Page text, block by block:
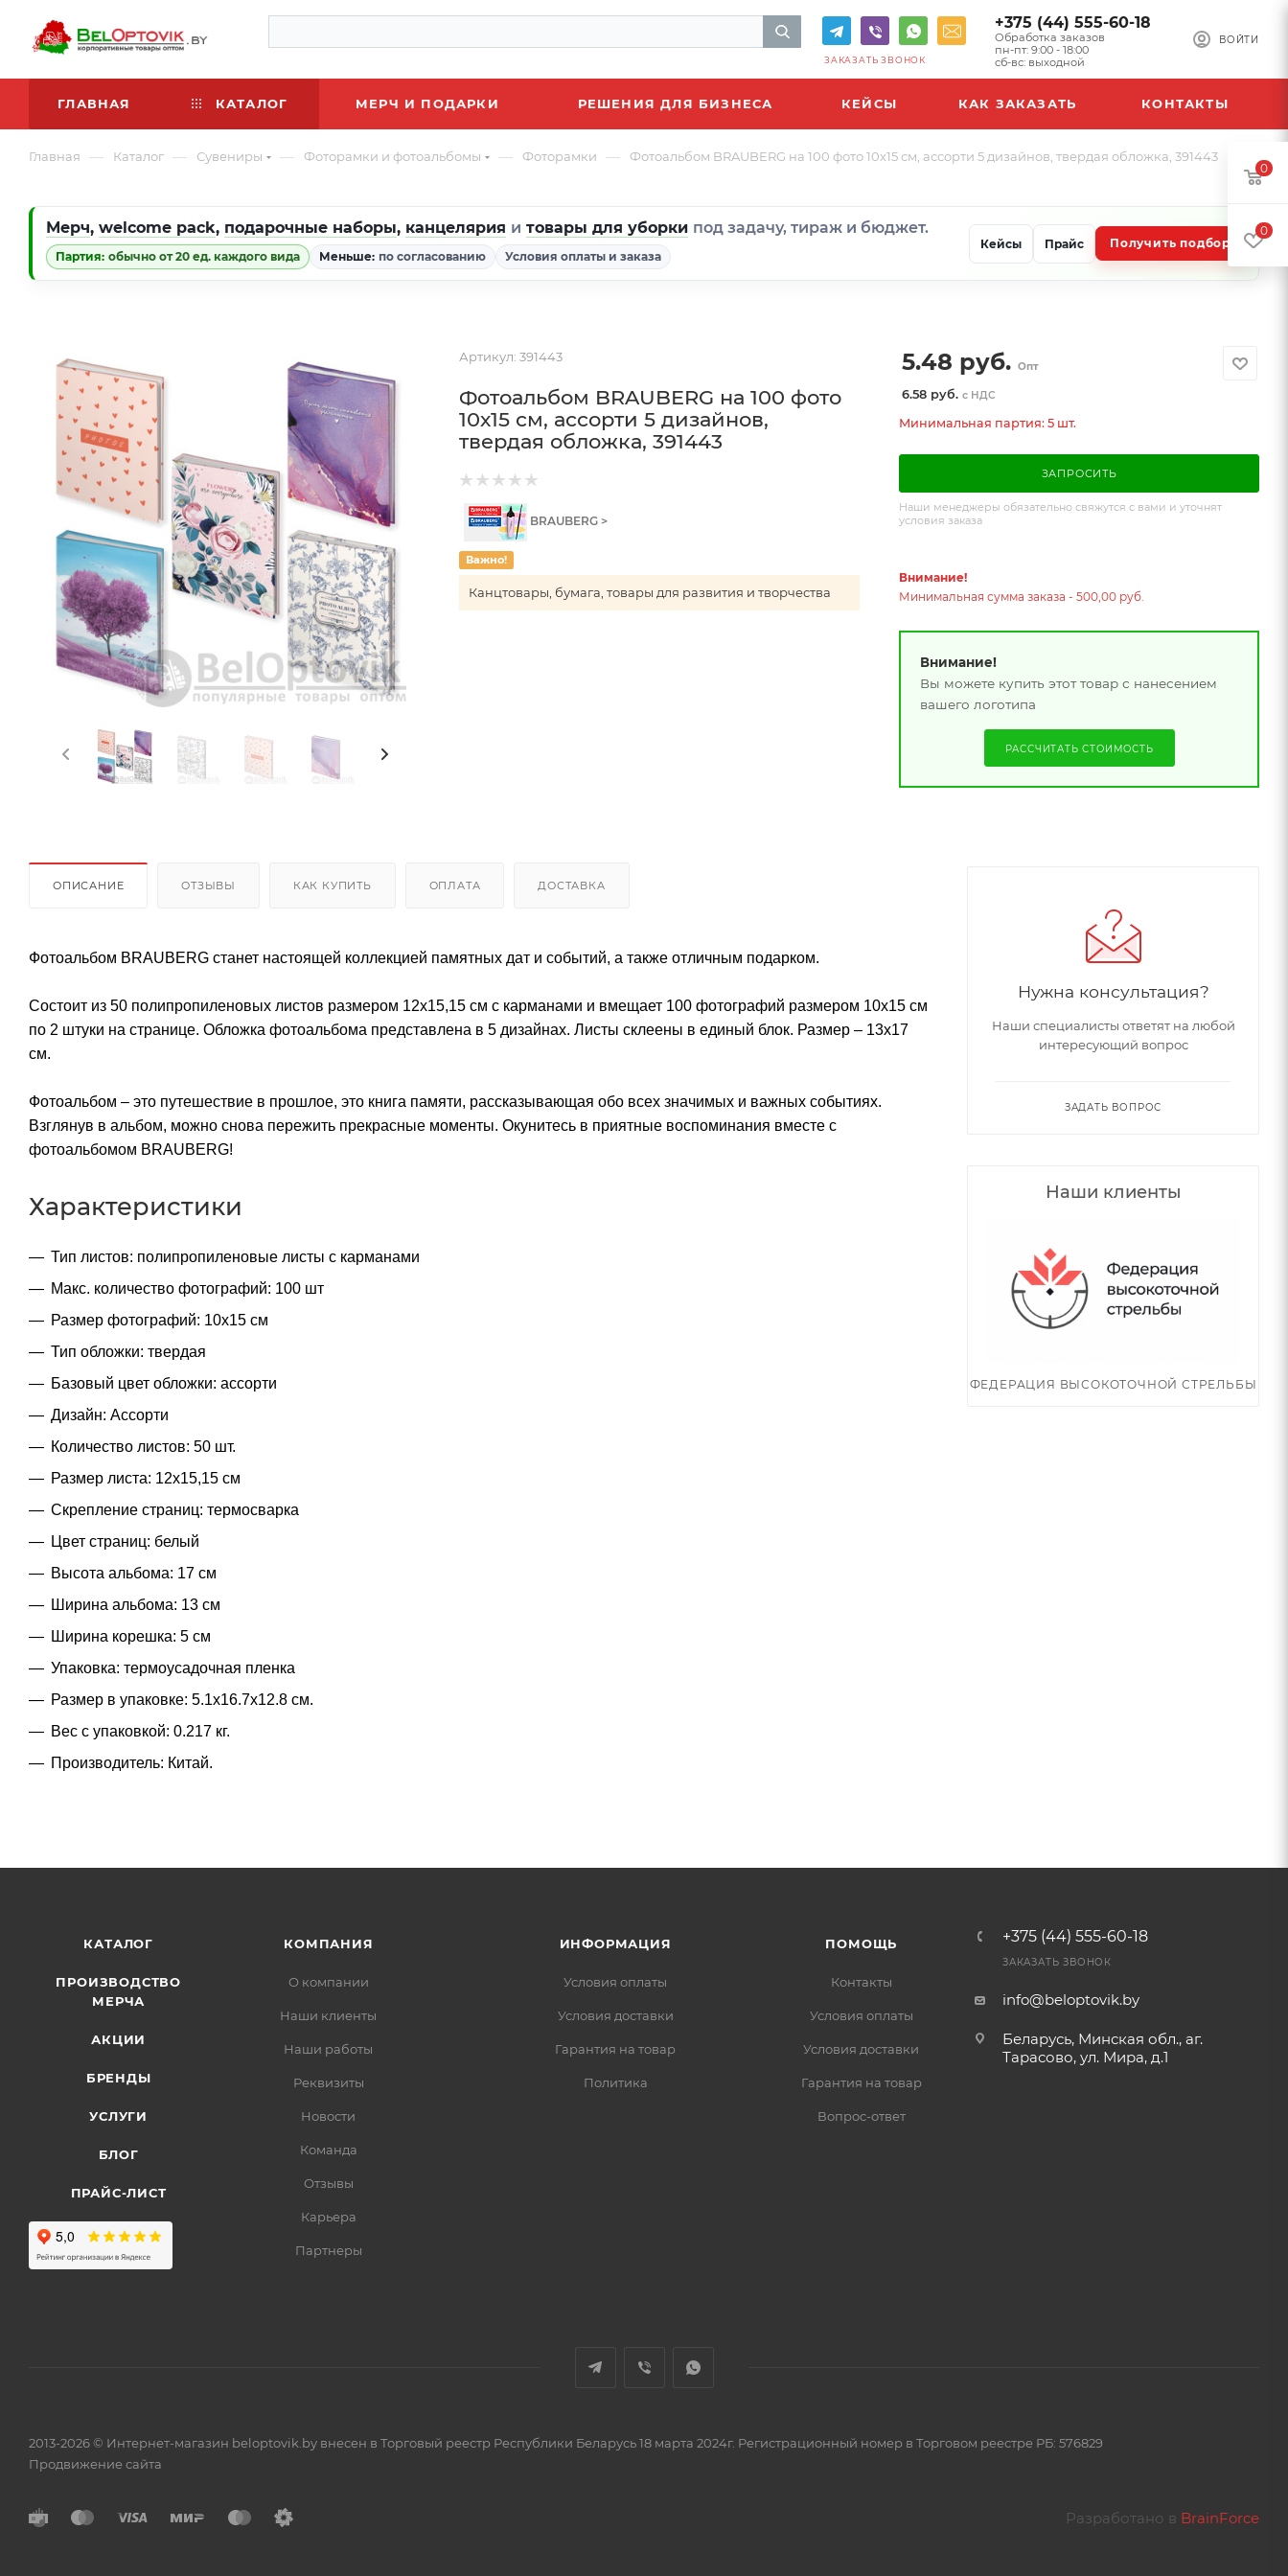
ВОЙТИ
+375 (44) 555-60-18
Обработка заказов
пн-пт: 9:00 - 18:00
сб-вс: выходной
ЗАКАЗАТЬ ЗВОНОК
ГЛАВНАЯ КАТАЛОГ МЕРЧ И ПОДАРКИ РЕШЕНИЯ ДЛЯ БИЗНЕСА КЕЙСЫ КАК ЗАКАЗАТЬ КОНТАКТЫ
Главная — Каталог — Сувениры — Фоторамки и фотоальбомы — Фоторамки — Фотоальбом BRAUBERG на 100 фото 10х15 см, ассорти 5 дизайнов, твердая обложка, 391443
Мерч, welcome pack, подарочные наборы, канцелярия и товары для уборки под задачу, тираж и бюджет.
Партия: обычно от 20 ед. каждого вида Меньше: по согласованию Условия оплаты и заказа
Кейсы Прайс Получить подбор
Артикул: 391443
Фотоальбом BRAUBERG на 100 фото
10х15 см, ассорти 5 дизайнов,
твердая обложка, 391443
BRAUBERG >
Важно!
Канцтовары, бумага, товары для развития и творчества
5.48 руб. Опт
6.58 руб.с НДС
Минимальная партия: 5 шт.
ЗАПРОСИТЬ
Наши менеджеры обязательно свяжутся с вами и уточнят
условия заказа
Внимание!
Минимальная сумма заказа - 500,00 руб.
Внимание!
Вы можете купить этот товар с нанесением
вашего логотипа
РАССЧИТАТЬ СТОИМОСТЬ
ОПИСАНИЕ ОТЗЫВЫ КАК КУПИТЬ ОПЛАТА ДОСТАВКА
Фотоальбом BRAUBERG станет настоящей коллекцией памятных дат и событий, а также отличным подарком.
Состоит из 50 полипропиленовых листов размером 12х15,15 см с карманами и вмещает 100 фотографий размером 10х15 см
по 2 штуки на странице. Обложка фотоальбома представлена в 5 дизайнах. Листы склеены в единый блок. Размер – 13х17
см.
Фотоальбом – это путешествие в прошлое, это книга памяти, рассказывающая обо всех значимых и важных событиях.
Взглянув в альбом, можно снова пережить прекрасные моменты. Окунитесь в приятные воспоминания вместе с
фотоальбомом BRAUBERG!
Характеристики
Тип листов: полипропиленовые листы с карманами
Макс. количество фотографий: 100 шт
Размер фотографий: 10х15 см
Тип обложки: твердая
Базовый цвет обложки: ассорти
Дизайн: Ассорти
Количество листов: 50 шт.
Размер листа: 12х15,15 см
Скрепление страниц: термосварка
Цвет страниц: белый
Высота альбома: 17 см
Ширина альбома: 13 см
Ширина корешка: 5 см
Упаковка: термоусадочная пленка
Размер в упаковке: 5.1x16.7x12.8 см.
Вес с упаковкой: 0.217 кг.
Производитель: Китай.
Нужна консультация?
Наши специалисты ответят на любой
интересующий вопрос
ЗАДАТЬ ВОПРОС
Наши клиенты
ФЕДЕРАЦИЯ ВЫСОКОТОЧНОЙ СТРЕЛЬБЫ
КАТАЛОГ
ПРОИЗВОДСТВО
МЕРЧА
АКЦИИ
БРЕНДЫ
УСЛУГИ
БЛОГ
ПРАЙС-ЛИСТ
КОМПАНИЯ
О компании
Наши клиенты
Наши работы
Реквизиты
Новости
Команда
Отзывы
Карьера
Партнеры
ИНФОРМАЦИЯ
Условия оплаты
Условия доставки
Гарантия на товар
Политика
ПОМОЩЬ
Контакты
Условия оплаты
Условия доставки
Гарантия на товар
Вопрос-ответ
+375 (44) 555-60-18
ЗАКАЗАТЬ ЗВОНОК
info@beloptovik.by
Беларусь, Минская обл., аг.
Тарасово, ул. Мира, д.1
2013-2026 © Интернет-магазин beloptovik.by внесен в Торговый реестр Республики Беларусь 18 марта 2024г. Регистрационный номер в Торговом реестре РБ: 576829
Продвижение сайта
Разработано в BrainForce
0
0